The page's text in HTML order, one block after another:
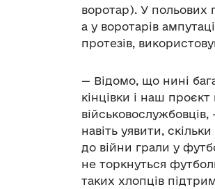
воротар). У польових
а у воротарів
протезів,
— Відомо, що нині
кінцівки і наш
навіть уявити,
до війни грали у
не торкнуться
таких хлопців